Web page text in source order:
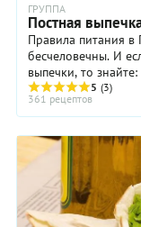
ГРУППА
Постная
Правила питания в
бесчеловечны. И
выпечки, то
запрещающего.
5 (3)
361 рецептов